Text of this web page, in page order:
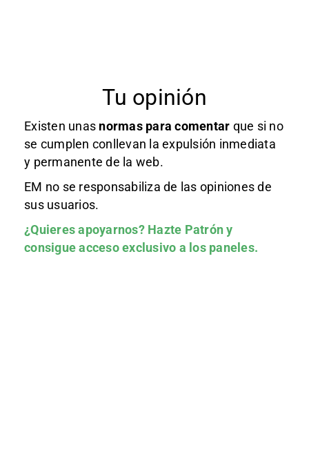
Tu opinión
Existen unas normas para comentar que si no
se cumplen conllevan la expulsión inmediata
y permanente de la web.
EM no se responsabiliza de las opiniones de
sus usuarios.
¿Quieres apoyarnos? Hazte Patróny
consigue acceso exclusivo a los paneles.